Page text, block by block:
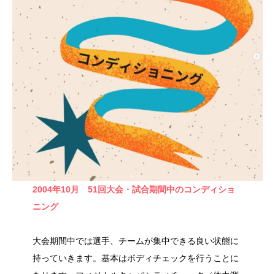
2004年10月 51回大会・試合期間中のコンディショ
ニング
大会期間中では選手、チームが集中できる良い状態に
持っていきます。基本はボディチェックを行うことに